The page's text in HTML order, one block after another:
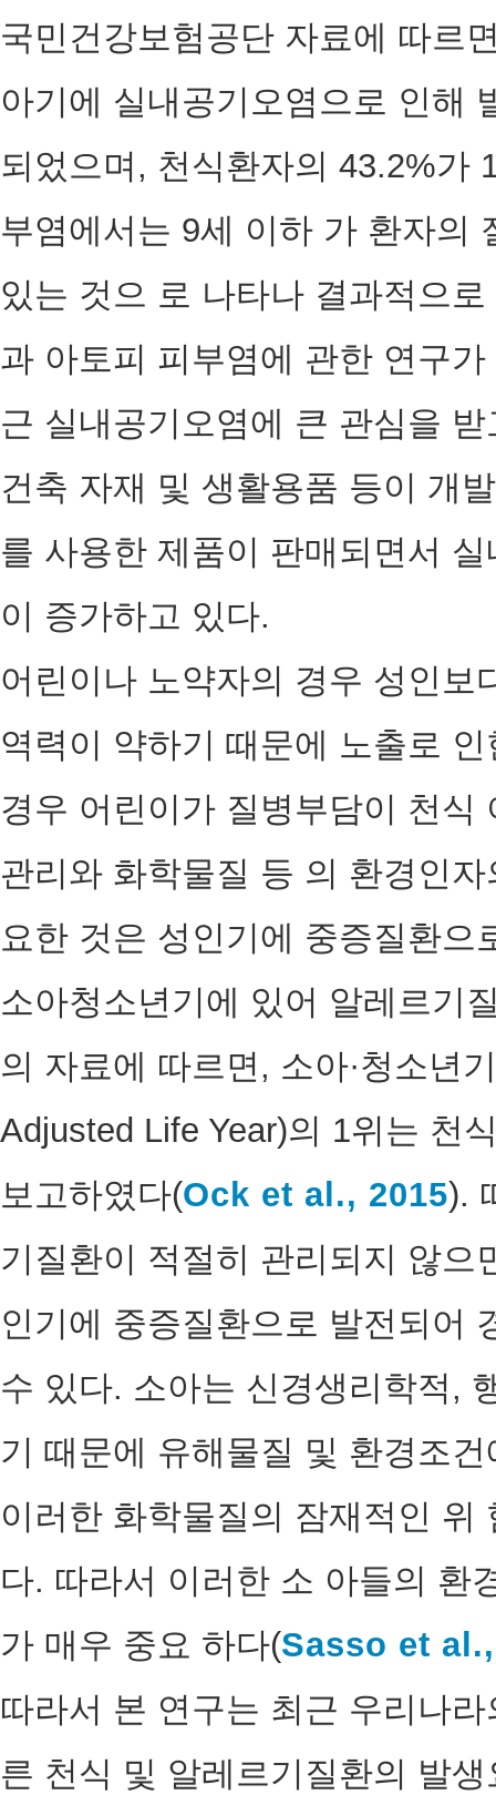
국민건강보험공단 자료에 따르
아기에 실내공기오염으로 인해
되었으며, 천식환자의 43.2%가
부염에서는 9세 이하 가 환자의
있는 것으 로 나타나 결과적으
과 아토피 피부염에 관한 연구
근 실내공기오염에 큰 관심을
건축 자재 및 생활용품 등이 개
를 사용한 제품이 판매되면서
이 증가하고 있다.
어린이나 노약자의 경우 성인
역력이 약하기 때문에 노출로
경우 어린이가 질병부담이 천
관리와 화학물질 등 의 환경인
요한 것은 성인기에 중증질환으
소아청소년기에 있어 알레르기
의 자료에 따르면, 소아·청소년
Adjusted Life Year)의 1위는 천
보고하였다(Ock et al., 2015).
기질환이 적절히 관리되지 않으
인기에 중증질환으로 발전되어
수 있다. 소아는 신경생리학적,
기 때문에 유해물질 및 환경조
이러한 화학물질의 잠재적인
다. 따라서 이러한 소 아들의 환
가 매우 중요 하다(Sasso et
따라서 본 연구는 최근 우리나
른 천식 및 알레르기질환의 발